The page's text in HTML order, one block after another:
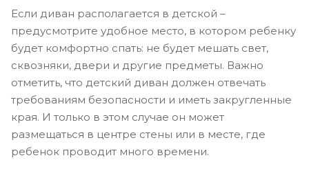
Если диван располагается в детской –
предусмотрите удобное место, в котором ребенку
будет комфортно спать: не будет мешать свет,
сквозняки, двери и другие предметы. Важно
отметить, что детский диван должен отвечать
требованиям безопасности и иметь закругленные
края. И только в этом случае он может
размещаться в центре стены или в месте, где
ребенок проводит много времени.